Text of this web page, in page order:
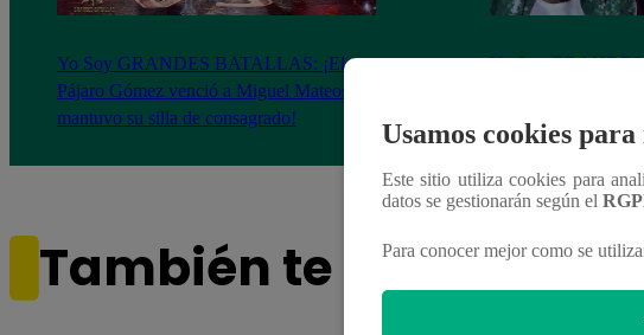
Yo Soy GRANDES BATALLAS: ¡El
Pájaro Gómez venció a Miguel Mateos y
mantuvo su silla de consagrado!
Yo Soy
También te puede
Usamos cookies
Este sitio utiliza cookies para
datos se gestionarán según el
Para conocer mejor como se